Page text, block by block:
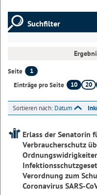
Suchfilter
Seite
1
Einträge pro Seite
10 20
Sortieren nach: Datum
Erlass der Senatorin
Verbraucherschutz
Verordnung zum
Coronavirus SARS-